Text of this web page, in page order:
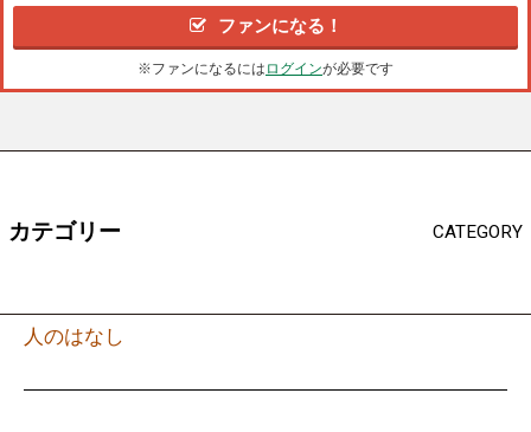
ファンになる！
※ファンになるには ログインが必要です
カテゴリー CATEGORY
人のはなし